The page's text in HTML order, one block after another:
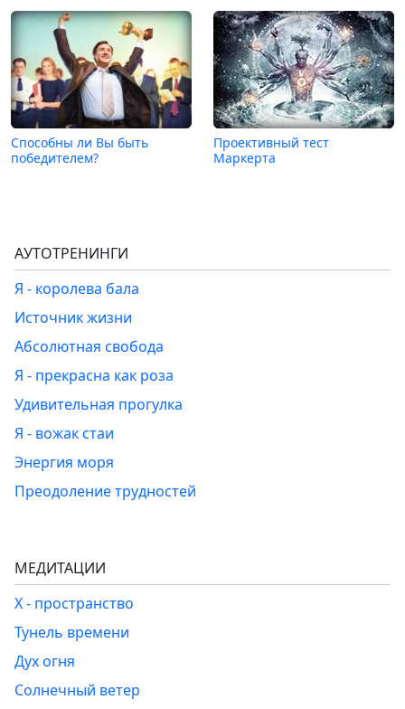
Способны ли Вы быть
победителем?
Проективный тест
Маркерта
АУТОТРЕНИНГИ
Я - королева бала
Источник жизни
Абсолютная свобода
Я - прекрасна как роза
Удивительная прогулка
Я - вожак стаи
Энергия моря
Преодоление трудностей
МЕДИТАЦИИ
Х - пространство
Тунель времени
Дух огня
Солнечный ветер